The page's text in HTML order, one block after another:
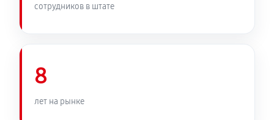
сотрудников в штате
8
лет на рынке